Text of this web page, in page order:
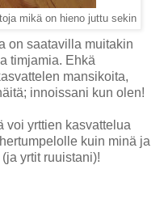
mikä on hieno juttu sekin
on saatavilla muitakin
timjamia. Ehkä
mansikoita,
innoissani kun olen!
voi yrttien kasvattelua
kuin minä ja
yrtit ruuistani)!